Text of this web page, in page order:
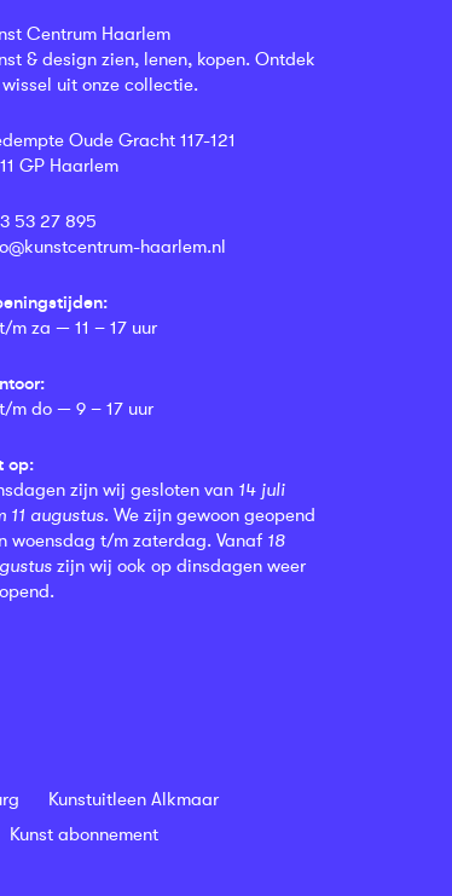
Centrum Haarlem
& design zien, lenen, kopen. Ontdek
uit onze collectie.
Oude Gracht 117-121
GP Haarlem
53 27 895
haarlem.nl
m za — 11 – 17 uur
m do — 9 – 17 uur
op:
zijn wij gesloten van 14 juli
11 augustus. We zijn gewoon geopend
woensdag t/m zaterdag. Vanaf 18
zijn wij ook op dinsdagen weer
Kunstuitleen Alkmaar
Kunst abonnement